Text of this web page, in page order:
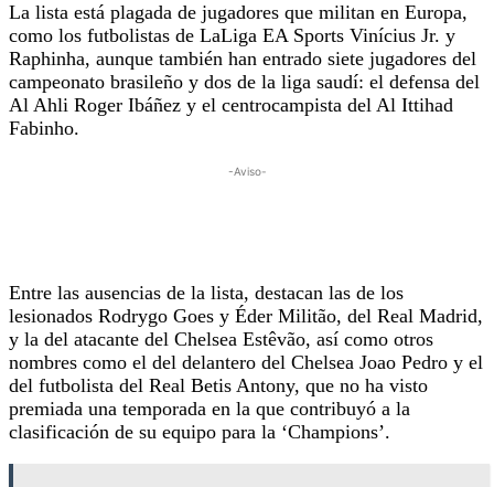
La lista está plagada de jugadores que militan en Europa,
como los futbolistas de LaLiga EA Sports Vinícius Jr. y
Raphinha, aunque también han entrado siete jugadores del
campeonato brasileño y dos de la liga saudí: el defensa del
Al Ahli Roger Ibáñez y el centrocampista del Al Ittihad
Fabinho.
-Aviso-
Entre las ausencias de la lista, destacan las de los
lesionados Rodrygo Goes y Éder Militão, del Real Madrid,
y la del atacante del Chelsea Estêvão, así como otros
nombres como el del delantero del Chelsea Joao Pedro y el
del futbolista del Real Betis Antony, que no ha visto
premiada una temporada en la que contribuyó a la
clasificación de su equipo para la ‘Champions’.